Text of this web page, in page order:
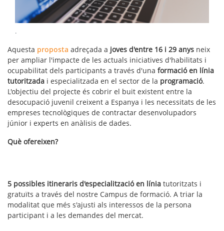
.
Aquesta proposta adreçada a joves d'entre 16 i 29 anys neix
per ampliar l'impacte de les actuals iniciatives d'habilitats i
ocupabilitat dels participants a través d'una formació en línia
tutoritzada i especialitzada en el sector de la programació.
L'objectiu del projecte és cobrir el buit existent entre la
desocupació juvenil creixent a Espanya i les necessitats de les
empreses tecnològiques de contractar desenvolupadors
júnior i experts en anàlisis de dades.
Què ofereixen?
5 possibles itineraris d'especialització en línia tutoritzats i
gratuïts a través del nostre Campus de formació. A triar la
modalitat que més s'ajusti als interessos de la persona
participant i a les demandes del mercat.